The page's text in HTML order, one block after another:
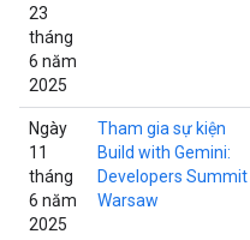
23
tháng
6 năm
2025
Ngày
11
tháng
6 năm
2025
Tham gia sự kiện
Build with Gemini:
Developers Summit
Warsaw